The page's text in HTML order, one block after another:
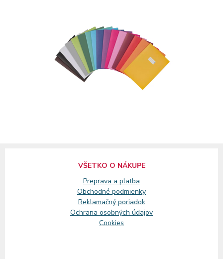
VŠETKO O NÁKUPE
Preprava a platba
Obchodné podmienky
Reklamačný poriadok
Ochrana osobných údajov
Cookies